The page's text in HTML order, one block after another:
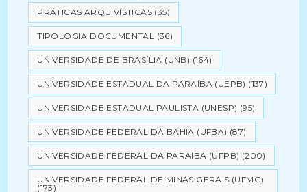
PRÁTICAS ARQUIVÍSTICAS (35)
TIPOLOGIA DOCUMENTAL (36)
UNIVERSIDADE DE BRASÍLIA (UNB) (164)
UNIVERSIDADE ESTADUAL DA PARAÍBA (UEPB) (137)
UNIVERSIDADE ESTADUAL PAULISTA (UNESP) (95)
UNIVERSIDADE FEDERAL DA BAHIA (UFBA) (87)
UNIVERSIDADE FEDERAL DA PARAÍBA (UFPB) (200)
UNIVERSIDADE FEDERAL DE MINAS GERAIS (UFMG)
(173)